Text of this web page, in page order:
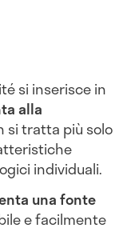
si inserisce in
alla
si tratta più solo
individuali.
una fonte
e facilmente